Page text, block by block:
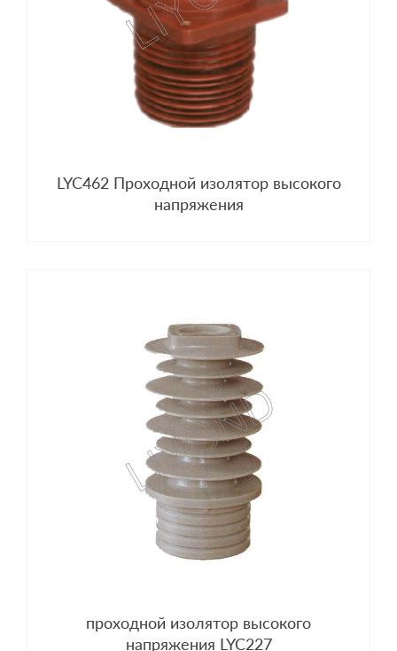
LYC462 Проходной изолятор высокого
напряжения
проходной изолятор высокого
напряжения LYC227